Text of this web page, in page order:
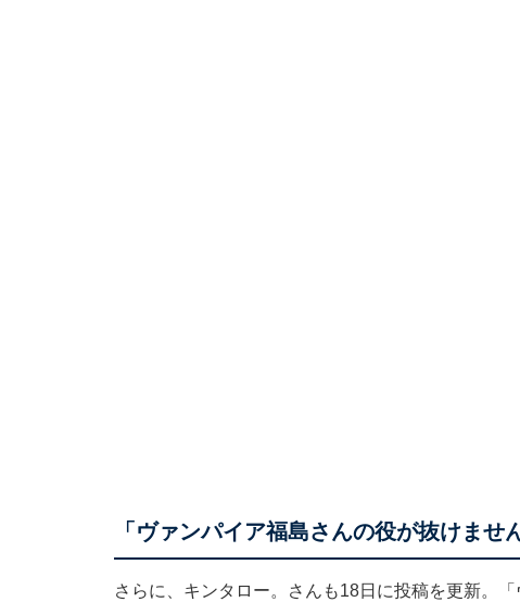
「ヴァンパイア福島さんの役が抜けません
さらに、キンタロー。さんも18日に投稿を更新。